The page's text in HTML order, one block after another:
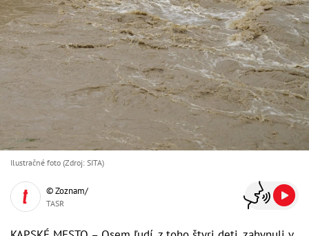
Ilustračné foto (Zdroj: SITA)
© Zoznam/
TASR